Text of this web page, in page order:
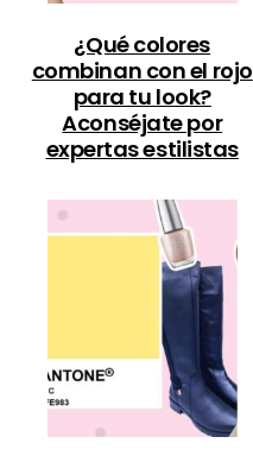
¿Qué colores
combinan con el rojo
para tu look?
Aconséjate por
expertas estilistas